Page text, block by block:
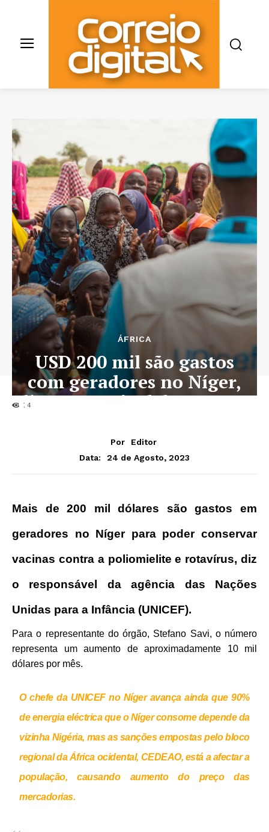
24
ÁFRICA
USD 200 mil são gastos
com geradores no Níger,
diz responsável da UNICEF
Por
Editor
Data:
24 de Agosto, 2023
Mais de 200 mil dólares são gastos em
geradores no Níger para poder conservar
vacinas contra a poliomielite e rotavírus, diz
o responsável da agência das Nações
Unidas para a Infância (UNICEF).
Para o representante do órgão, Stefano Savi, o número
representa um aumento de aproximadamente 10 mil
dólares por mês.
O chefe da UNICEF no Níger avança ainda que 90%
de energia eléctrica que o Níger consome depende da
vizinha Nigéria, mas as sanções empostas pelo bloco
regional da África ocidental, CEDEAO, está a afectar a
população, causando aumento do preço das
mercadorias.